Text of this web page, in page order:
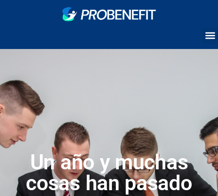
Un año y muchas
cosas han pasado